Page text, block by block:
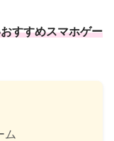
すすめスマホゲー
ム